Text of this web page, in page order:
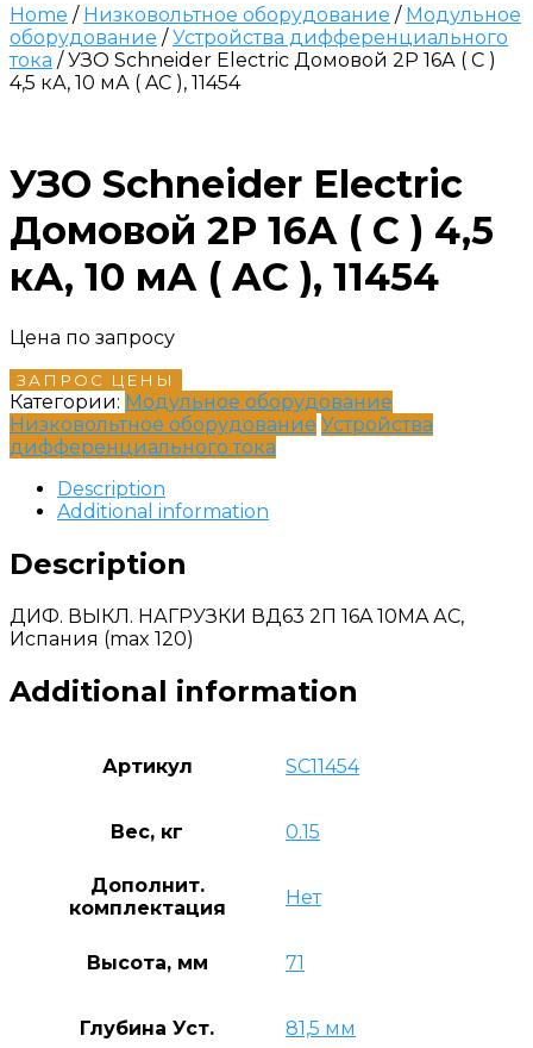
Home / Низковольтное оборудование / Модульное
оборудование /Устройства дифференциального
тока / УЗО Schneider Electric Домовой 2P 16А ( C )
4,5 кА, 10 мА ( AC ), 11454
УЗО Schneider Electric
Домовой 2P 16А ( C ) 4,5
кА, 10 мА ( AC ), 11454
Цена по запросу
ЗАПРОС ЦЕНЫ
Категории: Модульное оборудование
Низковольтное оборудование Устройства
дифференциального тока
Description
Additional information
Description
ДИФ. ВЫКЛ. НАГРУЗКИ ВД63 2П 16A 10MA АС,
Испания (max 120)
Additional information
Артикул SC11454
Вес, кг 0.15
Дополнит.
комплектация
Нет
Высота, мм 71
Глубина Уст. 81,5 мм